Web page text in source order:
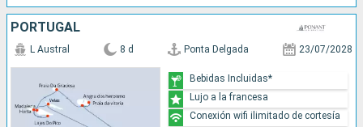
PORTUGAL
L Austral 8 d Ponta Delgada 23/07/2028
Bebidas Incluidas*
Lujo a la francesa
Conexión wifi ilimitado de cortesía